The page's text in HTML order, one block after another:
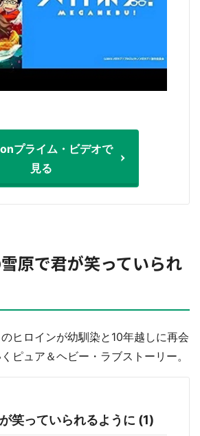
プライム・ビデオで
見る
雪原で君が笑っていられ
のヒロインが幼馴染と10年越しに再会
ピュア＆ヘビー・ラブストーリー。
笑っていられるように (1)